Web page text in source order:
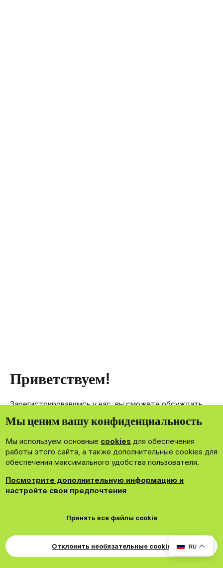
RU
Приветствуем!
Зарегистрировавшись у нас, вы сможете обсуждать,
членам нашего сообщества.
Зарегистрироваться сейчас!
DohTheme
Cookies Russian Обратная связь
Поддержка
Для правообладателей
EN Soundmain
Условия и правила
Политика конфиденциальности
Мы ценим вашу конфиденциальность
Мы используем основные cookies для обеспечения
работы этого сайта, а также дополнительные cookies для
обеспечения максимального удобства пользователя.
Посмотрите дополнительную информацию и
настройте свои предпочтения
Принять все файлы cookie
Отклонить необязательные cookie